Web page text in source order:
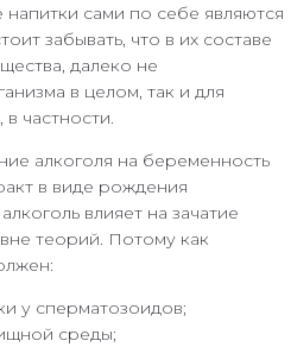
сами по себе являются
забывать, что в их составе
далеко не
в целом, так и для
частности.
алкоголя на беременность
в виде рождения
влияет на зачатие
теорий. Потому как
у сперматозоидов;
среды;